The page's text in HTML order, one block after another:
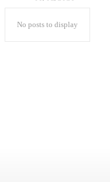
No posts to display